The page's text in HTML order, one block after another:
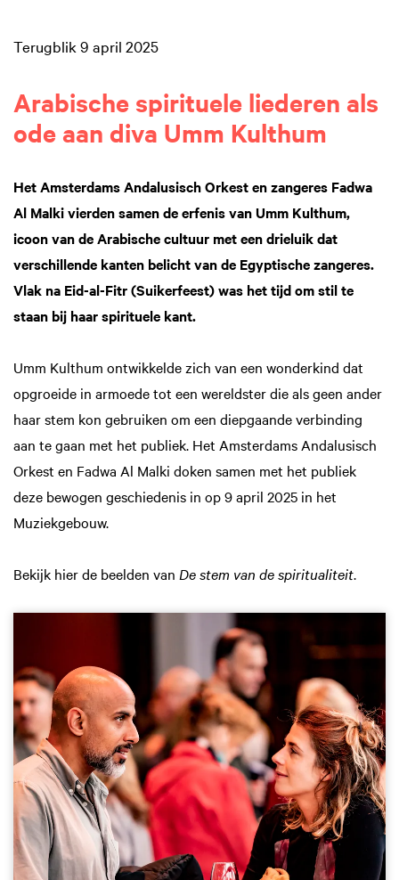
Terugblik 9 april 2025
Arabische spirituele liederen als
ode aan diva Umm Kulthum
Het Amsterdams Andalusisch Orkest en zangeres Fadwa
Al Malki vierden samen de erfenis van Umm Kulthum,
icoon van de Arabische cultuur met een drieluik dat
verschillende kanten belicht van de Egyptische zangeres.
Vlak na Eid-al-Fitr (Suikerfeest) was het tijd om stil te
staan bij haar spirituele kant.
Umm Kulthum ontwikkelde zich van een wonderkind dat
opgroeide in armoede tot een wereldster die als geen ander
haar stem kon gebruiken om een diepgaande verbinding
aan te gaan met het publiek. Het Amsterdams Andalusisch
Orkest en Fadwa Al Malki doken samen met het publiek
deze bewogen geschiedenis in op 9 april 2025 in het
Muziekgebouw.
Bekijk hier de beelden van De stem van de spiritualiteit.